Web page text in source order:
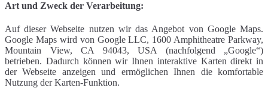
Art und Zweck der Verarbeitung:
Auf dieser Webseite nutzen wir das Angebot von Google Maps.
Google Maps wird von Google LLC, 1600 Amphitheatre Parkway,
Mountain View, CA 94043, USA (nachfolgend „Google“)
betrieben. Dadurch können wir Ihnen interaktive Karten direkt in
der Webseite anzeigen und ermöglichen Ihnen die komfortable
Nutzung der Karten-Funktion.